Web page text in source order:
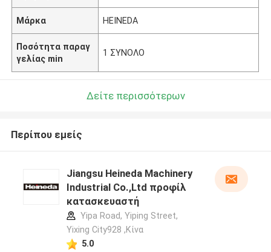
Μάρκα HEINEDA
Ποσότητα παραγ
γελίας min
1 ΣΥΝΟΛΟ
Δείτε περισσότερων
Περίπου εμείς
Jiangsu Heineda Machinery
Industrial Co.,Ltd προφίλ
κατασκευαστή
Yipa Road, Yiping Street,
Yixing City928 ,Κίνα
5.0